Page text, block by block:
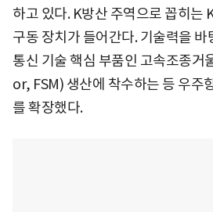
하고 있다. K방산 주역으로 꼽히는
구동 장치가 들어간다. 기술력을
통신 기술 핵심 부품인 고속조종
or, FSM) 생산에 착수하는 등 우주
를 확장했다.